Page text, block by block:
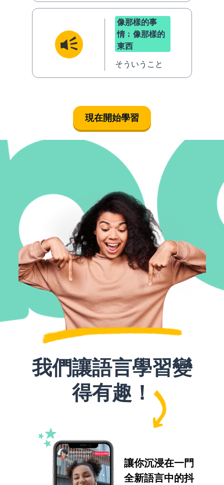
像那樣的事
情﹔像那樣的
東西
そういうこと
現在開始學習
我們讓語言學習變
得有趣！
讓你沉浸在一門
全新語言中的抖